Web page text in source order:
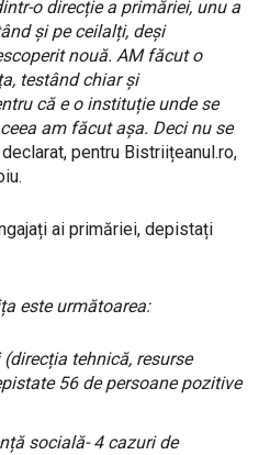
o direcție a primăriei, unu a
și pe ceilalți, deși
nouă. AM făcut o
testând chiar și
că e o instituție unde se
am făcut așa. Deci nu se
declarat, pentru Bistriițeanul.ro,
ai primăriei, depistați
este următoarea:
tehnică, resurse
56 de persoane pozitive
socială- 4 cazuri de